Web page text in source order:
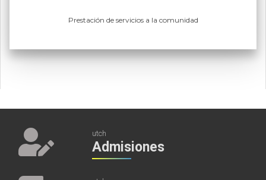
Prestación de servicios a la comunidad
utch
Admisiones